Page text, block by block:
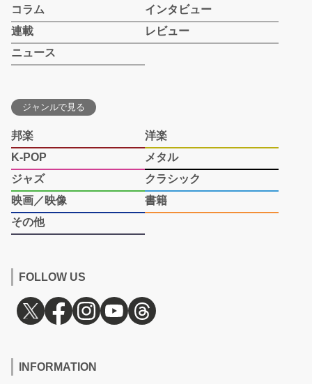
コラム
インタビュー
連載
レビュー
ニュース
ジャンルで見る
邦楽
洋楽
K-POP
メタル
ジャズ
クラシック
映画／映像
書籍
その他
FOLLOW US
INFORMATION